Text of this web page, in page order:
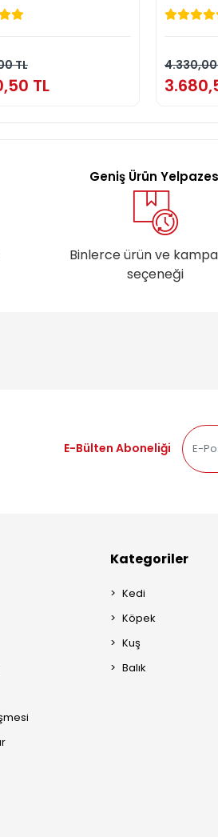
TL
TL
Sepete Ekle 4.330,00
Geniş Ürün
Binlerce ürün ve
seçeneği
E-Bülten Aboneliği
Kategoriler
Kedi
Köpek
Kuş
Balık